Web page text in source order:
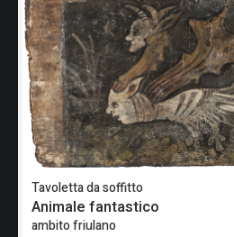
Tavoletta da soffitto
Animale fantastico
ambito friulano